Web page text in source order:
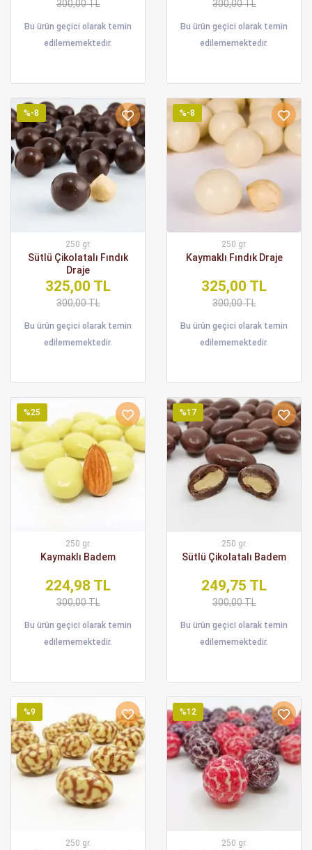
300,00 TL
Bu ürün geçici olarak temin
edilememektedir.
300,00 TL
Bu ürün geçici olarak temin
edilememektedir.
%-8
250 gr.
Sütlü Çikolatalı Fındık
Draje
325,00 TL
300,00 TL
Bu ürün geçici olarak temin
edilememektedir.
%-8
250 gr.
Kaymaklı Fındık Draje
325,00 TL
300,00 TL
Bu ürün geçici olarak temin
edilememektedir.
%25
250 gr.
Kaymaklı Badem
224,98 TL
300,00 TL
Bu ürün geçici olarak temin
edilememektedir.
%17
250 gr.
Sütlü Çikolatalı Badem
249,75 TL
300,00 TL
Bu ürün geçici olarak temin
edilememektedir.
%9
250 gr.
%12
250 gr.